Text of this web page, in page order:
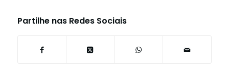
Partilhe nas Redes Sociais